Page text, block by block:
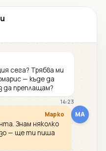
сега? Трябва ми
— къде да
да преплащам?
14:23
МА
Марко
Знам няколко
— ще ти пиша